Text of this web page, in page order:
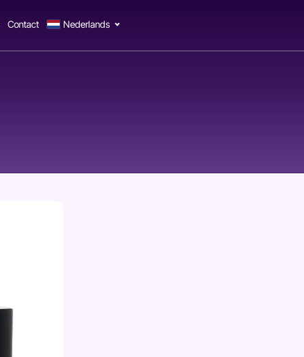
Contact Nederlands